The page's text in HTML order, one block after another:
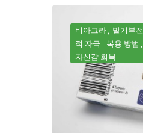
비아그라 발기부전
적 자극
복용 방법
자신감 회복